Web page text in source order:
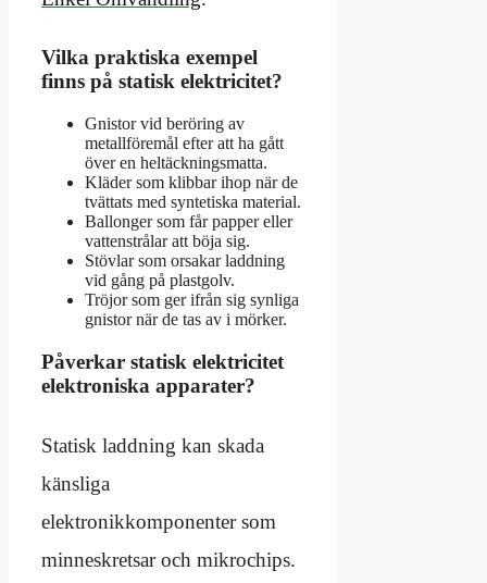
Vilka praktiska exempel
finns på statisk elektricitet?
Gnistor vid beröring av
metallföremål efter att ha gått
över en heltäckningsmatta.
Kläder som klibbar ihop när de
tvättats med syntetiska material.
Ballonger som får papper eller
vattenstrålar att böja sig.
Stövlar som orsakar laddning
vid gång på plastgolv.
Tröjor som ger ifrån sig synliga
gnistor när de tas av i mörker.
Påverkar statisk elektricitet
elektroniska apparater?
Statisk laddning kan skada
känsliga
elektronikkomponenter som
minneskretsar och mikrochips.